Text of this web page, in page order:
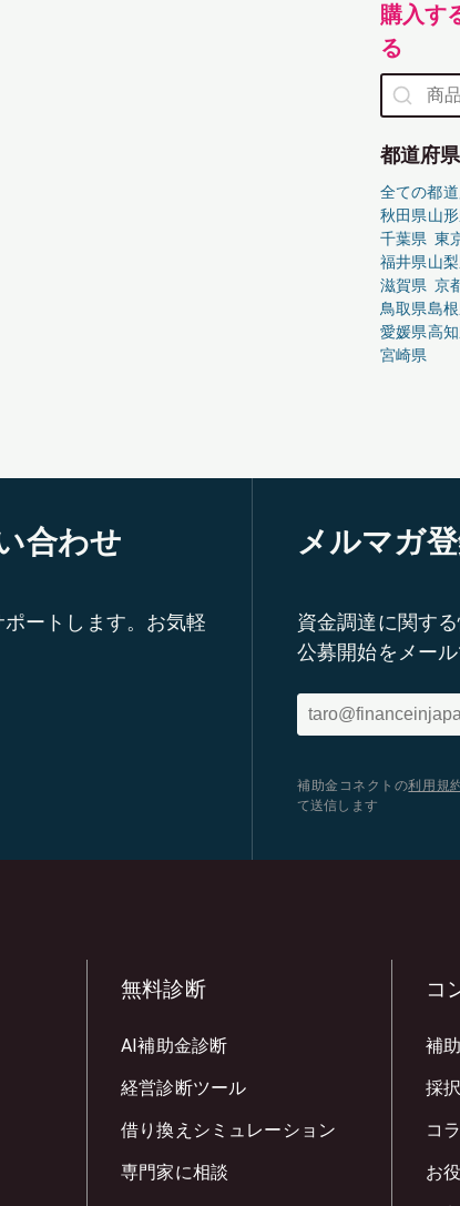
購入す
る
都道府
全ての都
秋田県山
千葉県 東
福井県山
滋賀県 京
鳥取県島
愛媛県高
宮崎県
合わせ
ートします。お気軽
メルマガ
資金調達に関す
公募開始をメー
補助金コネクトの利用規
て送信します
無料診断
AI補助金診断
経営診断ツール
借り換えシミュレーション
専門家に相談
コ
補
採
コ
お